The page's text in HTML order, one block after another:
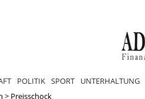
POLITIK SPORT UNTERHALTUNG
> Preisschock